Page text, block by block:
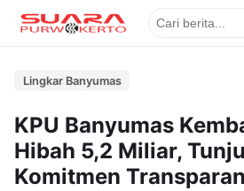
Lingkar Banyumas
KPU Banyumas
Hibah 5,2 Miliar,
Komitmen